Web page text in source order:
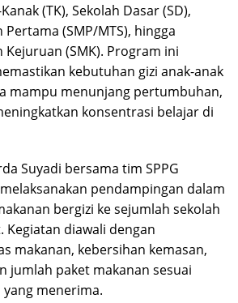
(TK), Sekolah Dasar (SD),
(SMP/MTS), hingga
Kejuruan (SMK). Program ini
kebutuhan gizi anak-anak
mampu menunjang pertumbuhan,
konsentrasi belajar di
Suyadi bersama tim SPPG
pendampingan dalam
bergizi ke sejumlah sekolah
Kegiatan diawali dengan
makanan, kebersihan kemasan,
jumlah paket makanan sesuai
menerima.